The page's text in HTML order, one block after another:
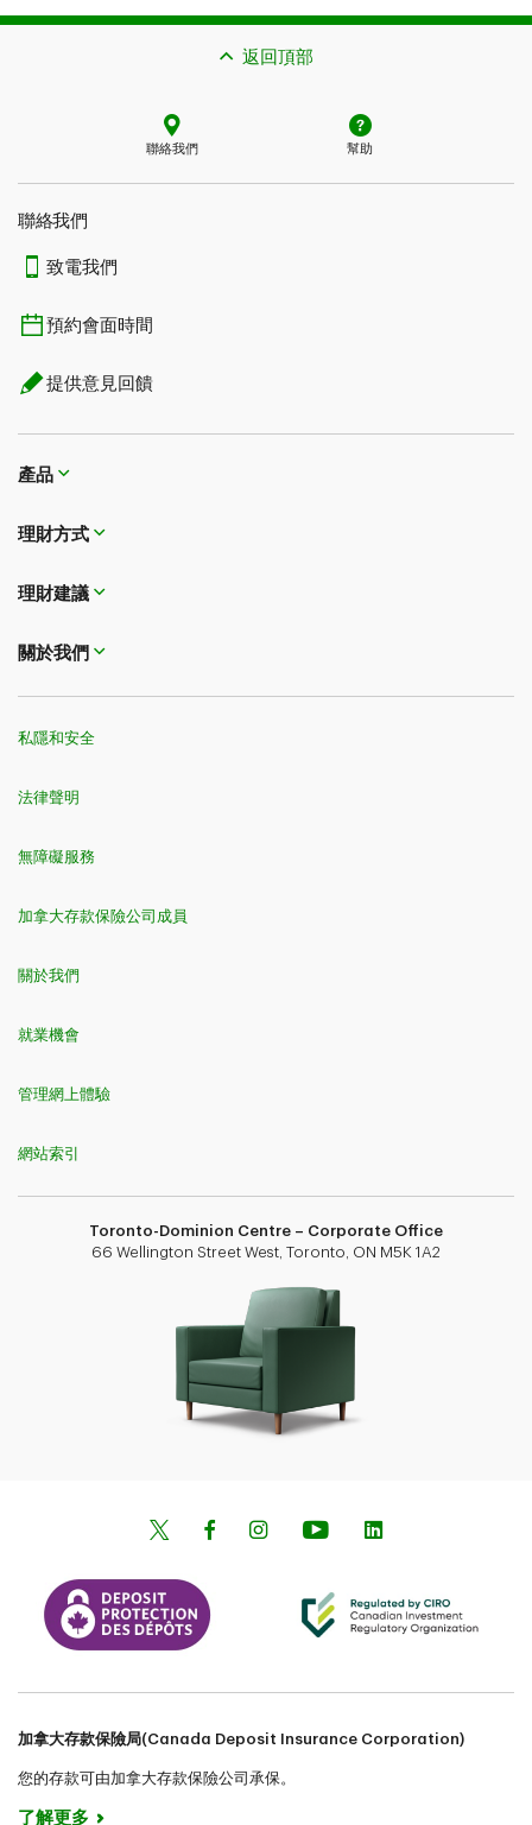
返回頂部
聯絡我們 幫助
聯絡我們
致電我們
預約會面時間
提供意見回饋
產品
理財方式​​​​​​​
理財建議
關於我們
私隱和安全
法律聲明
無障礙服務
加拿大存款保險公司成員
關於我們
就業機會
管理網上體驗
網站索引
Toronto-Dominion Centre – Corporate Office
66 Wellington Street West, Toronto, ON M5K 1A2
加拿大存款保險局(Canada Deposit Insurance Corporation)
您的存款可由加拿大存款保險公司承保。
了解更多